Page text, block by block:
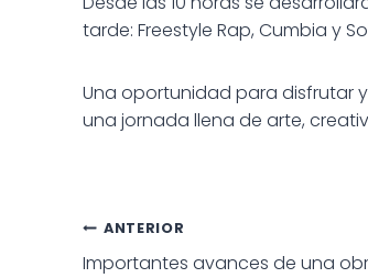
tarde: Freestyle Rap, Cumbia y
Una oportunidad para disfrutar
una jornada llena de arte,
Navegación
ANTERIOR
Importantes avances de una